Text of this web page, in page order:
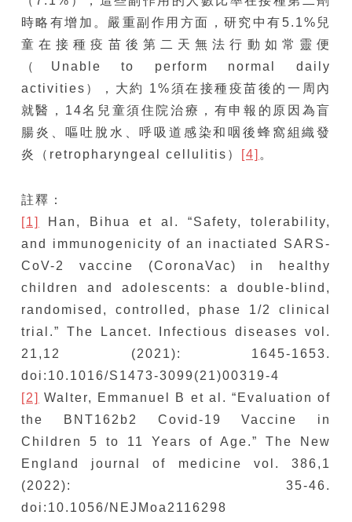
時略有增加。嚴重副作用方面，研究中有5.1%兒
童在接種疫苗後第二天無法行動如常靈便
（Unable to perform normal daily
activities），大約 1%須在接種疫苗後的一周內
就醫，14名兒童須住院治療，有申報的原因為盲
腸炎、嘔吐脫水、呼吸道感染和咽後蜂窩組織發
炎（retropharyngeal cellulitis）
[4] 。
註釋：
[1]
Han, Bihua et al. “Safety, tolerability,
and immunogenicity of an inactiated SARS-
CoV-2 vaccine (CoronaVac) in healthy
children and adolescents: a double-blind,
randomised, controlled, phase 1/2 clinical
trial.” The Lancet. Infectious diseases vol.
21,12 (2021): 1645-1653.
doi:10.1016/S1473-3099(21)00319-4
[2] Walter, Emmanuel B et al. “Evaluation of
the BNT162b2 Covid-19 Vaccine in
Children 5 to 11 Years of Age.” The New
England journal of medicine vol. 386,1
(2022): 35-46.
doi:10.1056/NEJMoa2116298